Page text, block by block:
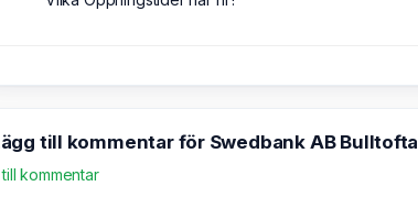
till kommentar för Swedbank AB Bulltofta
kommentar